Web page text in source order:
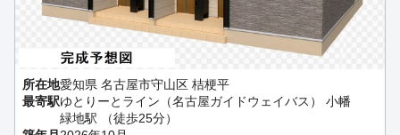
所在地愛知県 名古屋市守山区 桔梗平
最寄駅ゆとりーとライン（名古屋ガイドウェイバス） 小幡
緑地駅 （徒歩25分）